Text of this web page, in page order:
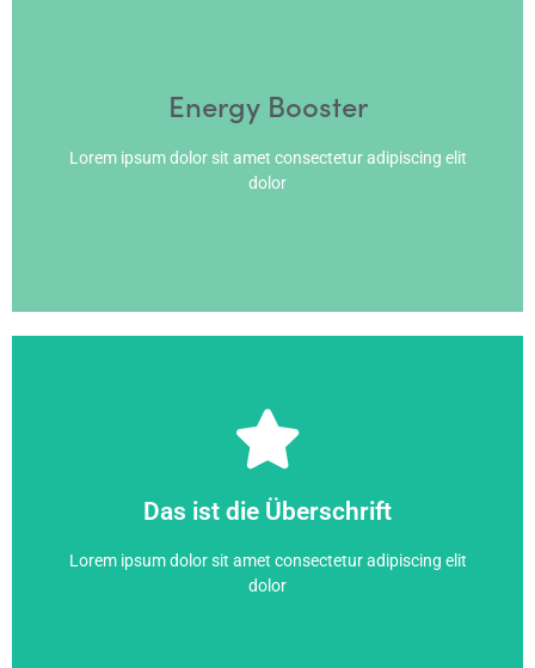
Energy Booster
Lorem ipsum dolor sit amet consectetur adipiscing elit
dolor
Das ist die Überschrift
Lorem ipsum dolor sit amet consectetur adipiscing elit
dolor
Das ist die Überschrift
dolor
Hier klicken